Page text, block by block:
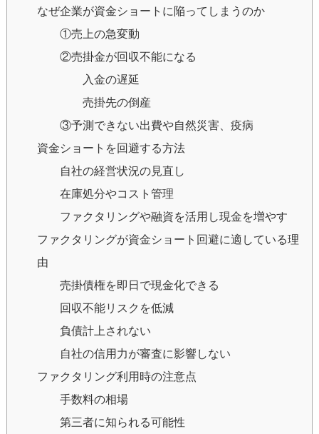
なぜ企業が資金ショートに陥ってしまうのか
①売上の急変動
②売掛金が回収不能になる
入金の遅延
売掛先の倒産
③予測できない出費や自然災害、疫病
資金ショートを回避する方法
自社の経営状況の見直し
在庫処分やコスト管理
ファクタリングや融資を活用し現金を増やす
ファクタリングが資金ショート回避に適している理
由
売掛債権を即日で現金化できる
回収不能リスクを低減
負債計上されない
自社の信用力が審査に影響しない
ファクタリング利用時の注意点
手数料の相場
第三者に知られる可能性